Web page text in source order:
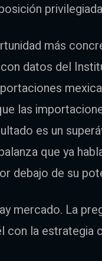
más
datos del
las
es un
que ya
debajo de su
mercado. La
con la estrategia